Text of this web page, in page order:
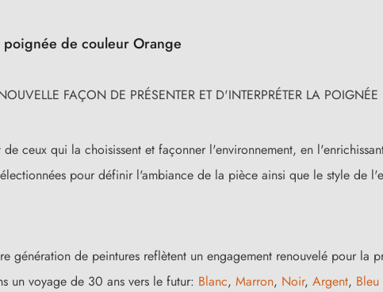
de couleur Orange
FAÇON DE PRÉSENTER ET D'INTERPRÉTER LA POIGNÉE
ceux qui la choisissent et façonner l'environnement, en
pour définir l'ambiance de la pièce ainsi que le style de
génération de peintures reflètent un engagement renouvelé pour
un voyage de 30 ans vers le futur: Blanc, Marron, Noir, Argent,